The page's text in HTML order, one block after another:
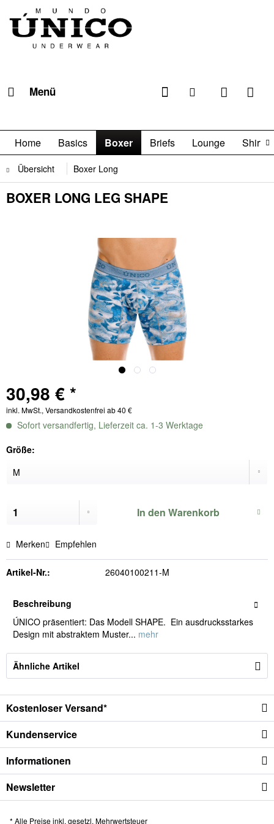
Menü
Home Basics Boxer Briefs Lounge Shirts
Übersicht Boxer Long
BOXER LONG LEG SHAPE
30,98 € *
inkl. MwSt., Versandkostenfrei ab 40 €
Sofort versandfertig, Lieferzeit ca. 1-3 Werktage
Größe:
In den Warenkorb
Merken Empfehlen
Artikel-Nr.: 26040100211-M
Beschreibung
ÚNICO präsentiert: Das Modell SHAPE. Ein ausdrucksstarkes
Design mit abstraktem Muster... mehr
Ähnliche Artikel
Kostenloser Versand*
Kundenservice
Informationen
Newsletter
* Alle Preise inkl. gesetzl. Mehrwertsteuer